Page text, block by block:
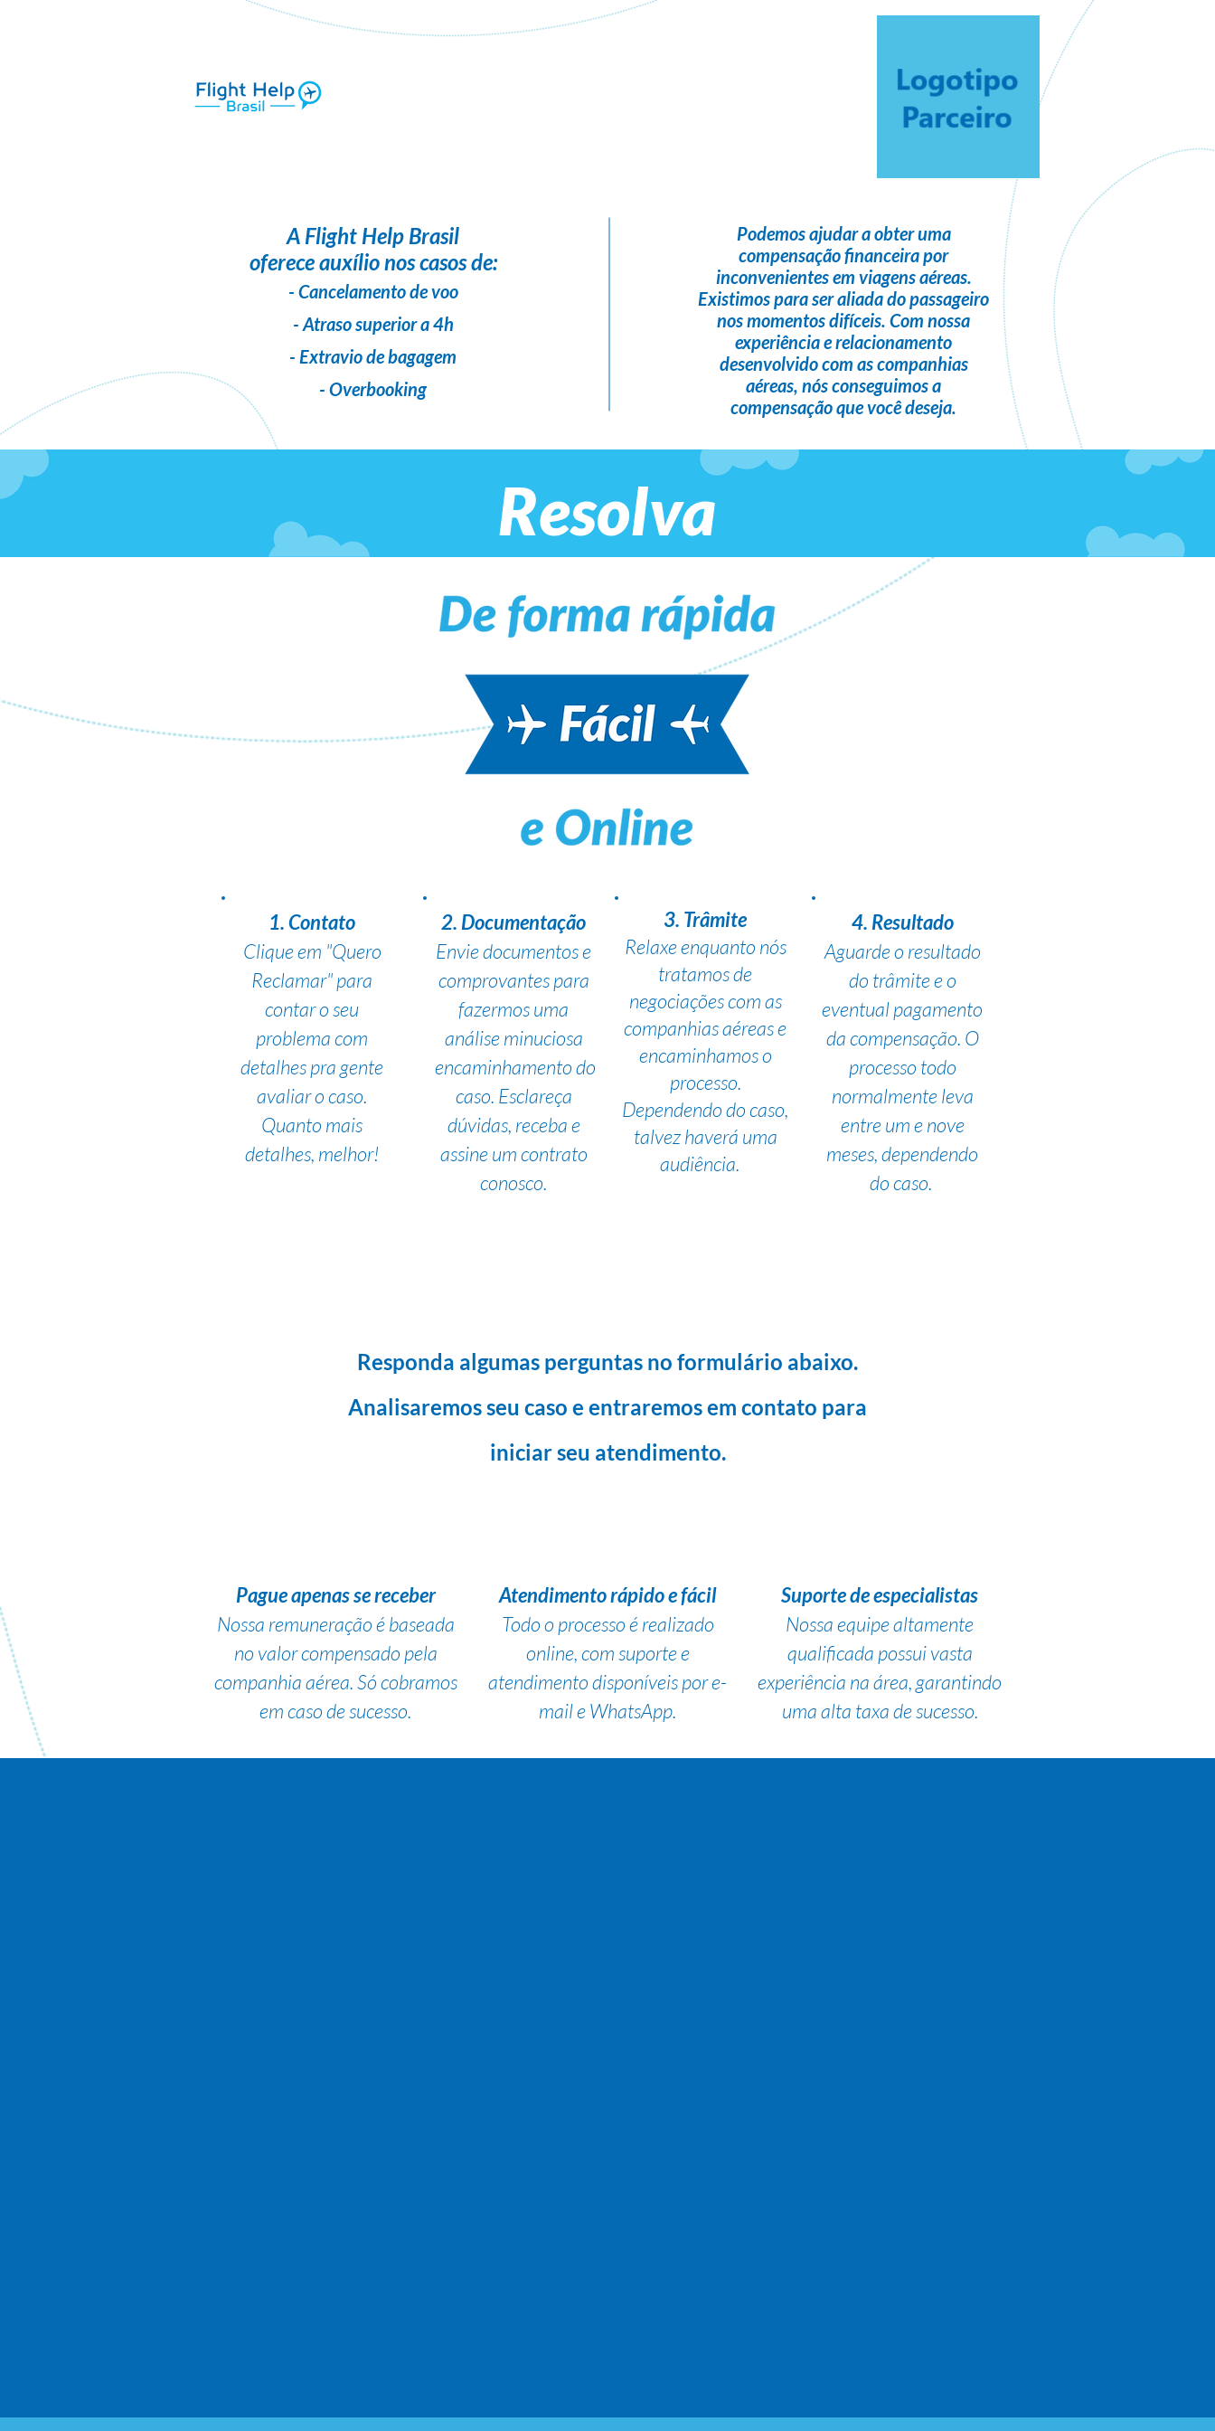
A Flight Help Brasil
oferece auxílio nos casos de:
- Cancelamento de voo
- Atraso superior a 4h
- Extravio de bagagem
- Overbooking
Podemos ajudar a obter uma
compensação financeirapor
inconvenientes em viagens aéreas.
Existimos para seraliada do passageiro
nos momentos difíceis. Com nossa
experiência e relacionamento
desenvolvido com as companhias
aéreas, nós conseguimos a
compensação que você deseja.
Resolva
1. Contato
Clique em "Quero
Reclamar" para
contar o seu
problema com
detalhes pra gente
avaliar o caso.
Quanto mais
detalhes, melhor!
2. Documentação
Envie documentos e
comprovantes para
fazermos uma
análise minuciosa
encaminhamento do
caso. Esclareça
dúvidas, receba e
assine um contrato
conosco.
3. Trâmite
Relaxe enquanto nós
tratamos de
negociações com as
companhias aéreas e
encaminhamos o
processo.
Dependendo do caso,
talvez haverá uma
audiência.
4. Resultado
Aguarde o resultado
do trâmite e o
eventual pagamento
da compensação. O
processo todo
normalmente leva
entre um e nove
meses, dependendo
do caso.
Responda algumas perguntas no formulário abaixo.
Analisaremos seu caso e entraremos em contato para
iniciar seu atendimento.
Pague apenas se receber
Nossa remuneração é baseada
no valor compensado pela
companhia aérea. Só cobramos
em caso de sucesso.
Atendimento rápido e fácil
Todo o processo é realizado
online, com suporte e
atendimento disponíveis por e-
mail e WhatsApp.
Suporte de especialistas
Nossa equipe altamente
qualificada possui vasta
experiência na área, garantindo
uma alta taxa de sucesso.